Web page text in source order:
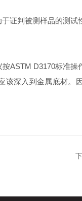
证判被测样品的测试
ASTM D3170标准操
深入到金属底材。